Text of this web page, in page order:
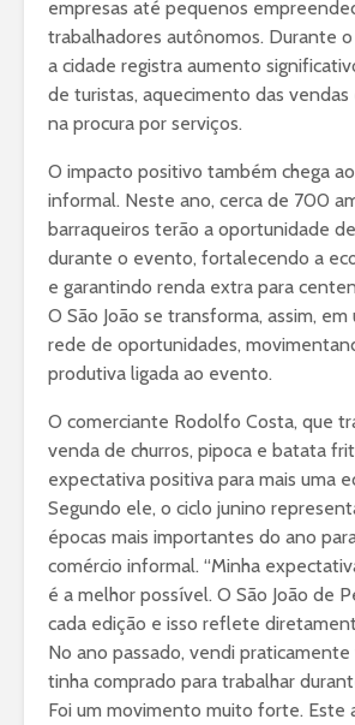
empresas até pequenos
trabalhadores autônomos. Durante
a cidade registra aumento
de turistas, aquecimento das
na procura por serviços.
O impacto positivo também chega
informal. Neste ano, cerca de 700
barraqueiros terão a oportunidade
durante o evento, fortalecendo a
e garantindo renda extra para
O São João se transforma, assim, em
rede de oportunidades,
produtiva ligada ao evento.
O comerciante Rodolfo Costa, que
venda de churros, pipoca e batata
expectativa positiva para mais uma
Segundo ele, o ciclo junino
épocas mais importantes do ano
comércio informal. “Minha
é a melhor possível. O São João de
cada edição e isso reflete
No ano passado, vendi
tinha comprado para trabalhar
Foi um movimento muito forte. Este